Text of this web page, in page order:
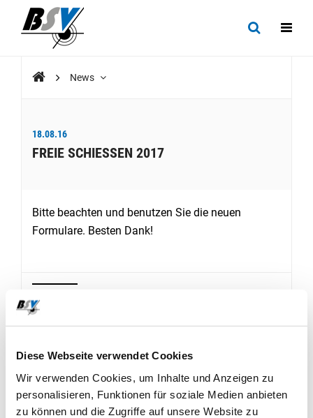
Diese Webseite verwendet Cookies
Wir verwenden Cookies, um Inhalte und Anzeigen zu
personalisieren, Funktionen für soziale Medien anbieten
zu können und die Zugriffe auf unsere Website zu
News
18.08.16
FREIE SCHIESSEN 2017
Bitte beachten und benutzen Sie die neuen
Formulare. Besten Dank!
DOWNLOADS
Anmeldung